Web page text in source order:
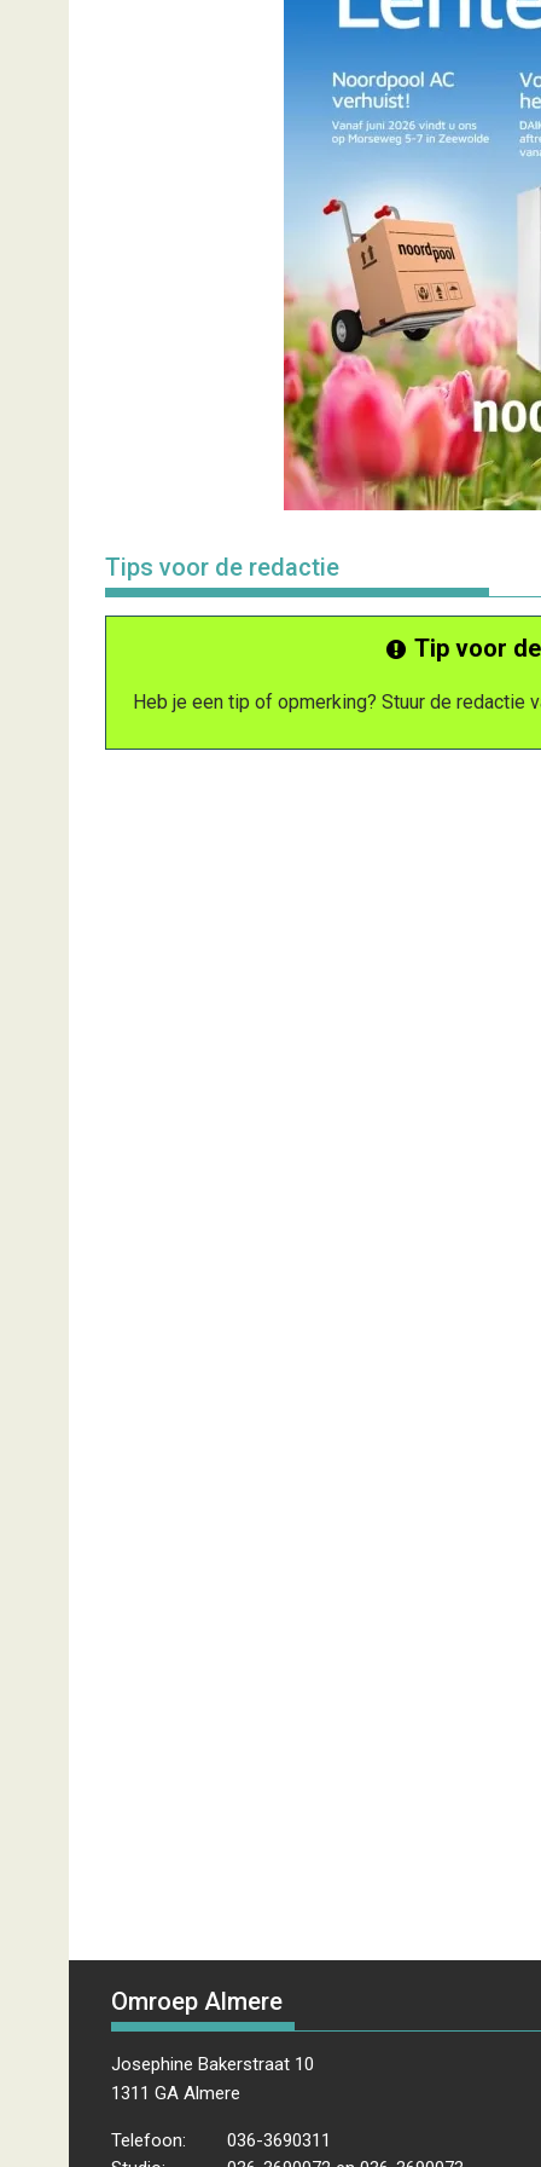
Tips voor de redactie
Tip voor
Heb je een tip of opmerking? Stuur de redactie
Omroep Almere
Josephine Bakerstraat 10
1311 GA Almere
Telefoon:
036-3690311